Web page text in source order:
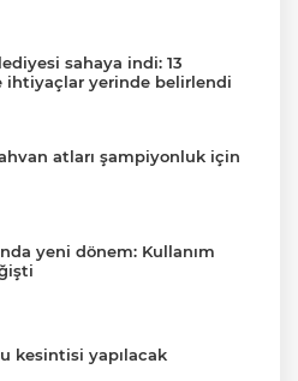
sahaya indi: 13
ihtiyaçlar yerinde belirlendi
atları şampiyonluk için
yeni dönem: Kullanım
kesintisi yapılacak